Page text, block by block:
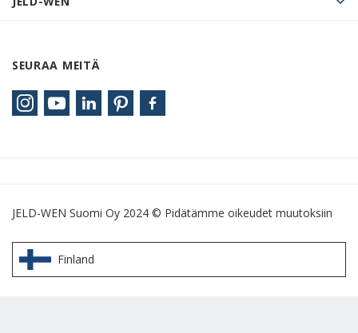
SEURAA MEITÄ
JELD-WEN Suomi Oy 2024 © Pidätämme oikeudet muutoksiin
Finland